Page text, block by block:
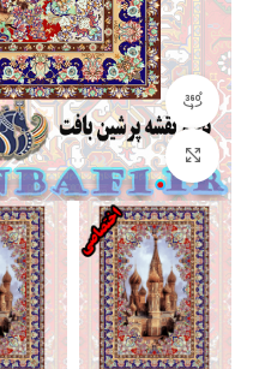
مشاهده 360 درجه
بزرگنمایی تصویر